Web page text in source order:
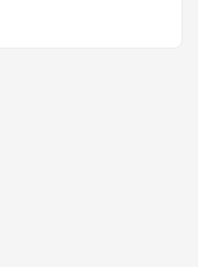
एक स्कैनिंग PDF को